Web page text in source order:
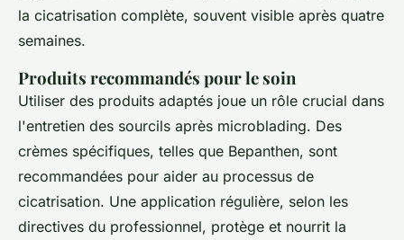
la cicatrisation complète, souvent visible après quatre
semaines.
Produits recommandés pour le soin
Utiliser des produits adaptés joue un rôle crucial dans
l'entretien des sourcils après microblading. Des
crèmes spécifiques, telles que Bepanthen, sont
recommandées pour aider au processus de
cicatrisation. Une application régulière, selon les
directives du professionnel, protège et nourrit la